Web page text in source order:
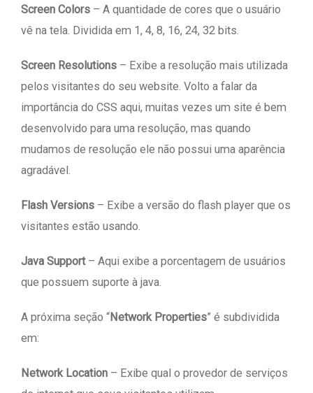
Screen Colors – A quantidade de cores que o usuário
vê na tela. Dividida em 1, 4, 8, 16, 24, 32 bits.
Screen Resolutions – Exibe a resolução mais utilizada
pelos visitantes do seu website. Volto a falar da
importância do CSS aqui, muitas vezes um site é bem
desenvolvido para uma resolução, mas quando
mudamos de resolução ele não possui uma aparência
agradável.
Flash Versions – Exibe a versão do flash player que os
visitantes estão usando.
Java Support– Aqui exibe a porcentagem de usuários
que possuem suporte à java.
A próxima seção “Network Properties” é subdividida
em:
Network Location – Exibe qual o provedor de serviços